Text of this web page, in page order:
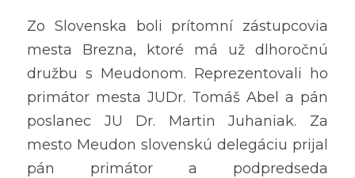
Zo Slovenska boli prítomní zástupcovia
mesta Brezna, ktoré má už dlhoročnú
družbu s Meudonom. Reprezentovali ho
primátor mesta JUDr. Tomáš Abel a pán
poslanec JU Dr. Martin Juhaniak. Za
mesto Meudon slovenskú delegáciu prijal
pán primátor a podpredseda